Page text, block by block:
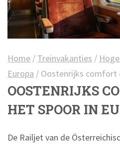
Home / Treinvakanties /
Europa / Oostenrijks comfort
OOSTENRIJKS
HET SPOOR IN
De Railjet van de